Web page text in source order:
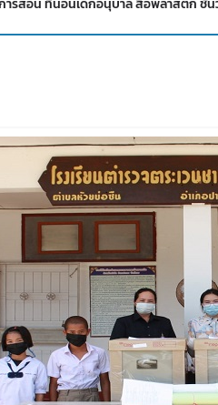
อน ที่นอนเด็กอนุบาล สื่อพลาสติก ชั้น